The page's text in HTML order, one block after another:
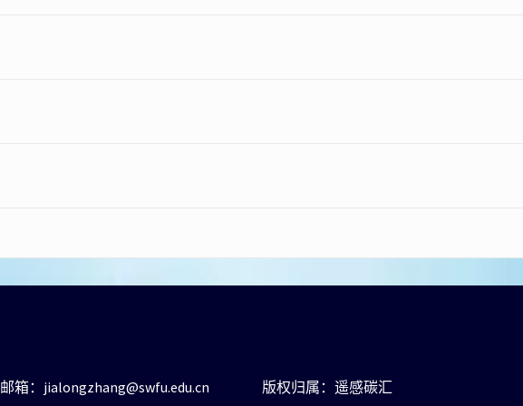
邮箱：jialongzhang@swfu.edu.cn 版权归属：遥感碳汇